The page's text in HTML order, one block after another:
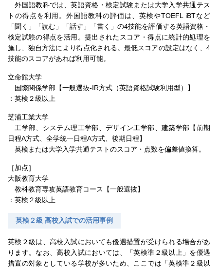
外国語教科では、英語資格・検定試験または大学入学共通テス
トの得点を利用。外国語教科の評価は、英検やTOEFL iBTなど
「聞く」「読む」「話す」「書く」の4技能を評価する英語資格・
検定試験の得点を活用。提出されたスコア・得点に統計的処理を
施し、独自方法により得点化される。最低スコアの設定はなく、4
技能のスコアがあれば利用可能。
立命館大学
国際関係学部【一般選抜-IR方式（英語資格試験利用型）】
：英検２級以上
芝浦工業大学
工学部、システム理工学部、デザイン工学部、建築学部【前期
日程A方式、全学統一日程A方式、後期日程】
英検または大学入学共通テストのスコア・点数を偏差値換算。
［加点］
大阪教育大学
教科教育専攻英語教育コース【一般選抜】
：英検２級以上
英検２級 高校入試での活用事例
英検２級は、高校入試においても優遇措置が受けられる場合があ
ります。なお、高校入試においては、「英検準２級以上」を優遇
措置の対象としている学校が多いため、ここでは「英検準２級以